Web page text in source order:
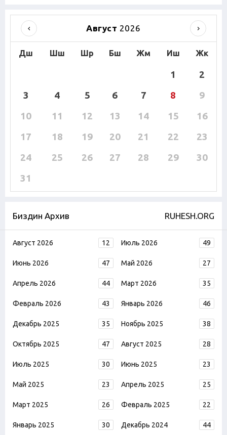
Август 2026
Дш Шш Шр Бш Жм Иш Жк
1
2
3
4 5 6 7 8
9
10
11 12 13 14 15
16
17
18 19 20 21 22
23
24
25 26 27 28 29
30
31
Биздин Архив RUHESH.ORG
Август 2026 12 Июль 2026 49
Июнь 2026 47 Май 2026 27
Апрель 2026 44 Март 2026 35
Февраль 2026 43 Январь 2026 46
Декабрь 2025 35 Ноябрь 2025 38
Октябрь 2025 47 Август 2025 28
Июль 2025 30 Июнь 2025 23
Май 2025 23 Апрель 2025 25
Март 2025 26 Февраль 2025 22
Январь 2025 30 Декабрь 2024 44